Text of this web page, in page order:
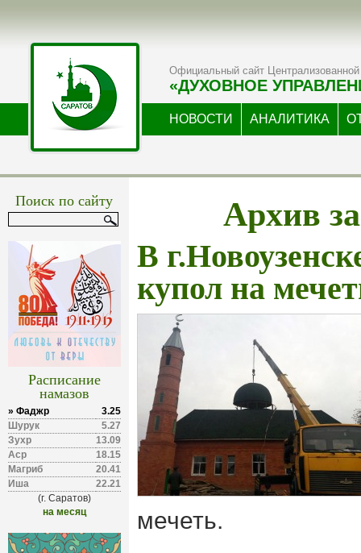
Официальный сайт Централизованной
«ДУХОВНОЕ
НОВОСТИ АНАЛИТИКА
Поиск по сайту
Расписание
намазов
» Фаджр
3.25
Шурук
5.27
Зухр
13.09
Аср
18.15
Магриб
20.41
Иша
22.21
(г. Саратов)
на месяц
Архив
В
купол на
мечеть.